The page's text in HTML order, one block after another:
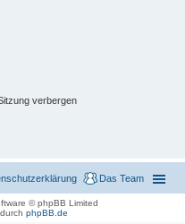
verbergen
Das Team
© phpBB Limited
phpBB.de